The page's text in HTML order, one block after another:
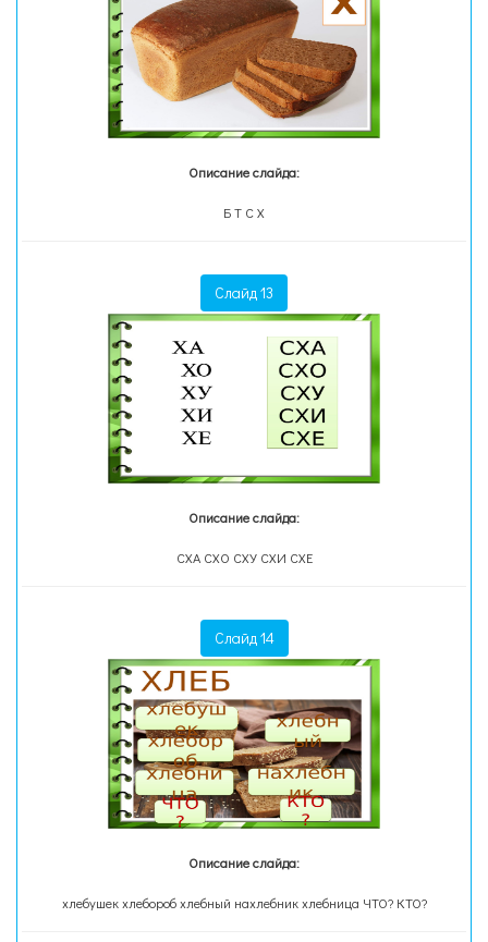
Описание слайда:
Б Т С Х
Слайд 13
Описание слайда:
СХА СХО СХУ СХИ СХЕ
Слайд 14
Описание слайда:
хлебушек хлебороб хлебный нахлебник хлебница ЧТО? КТО?